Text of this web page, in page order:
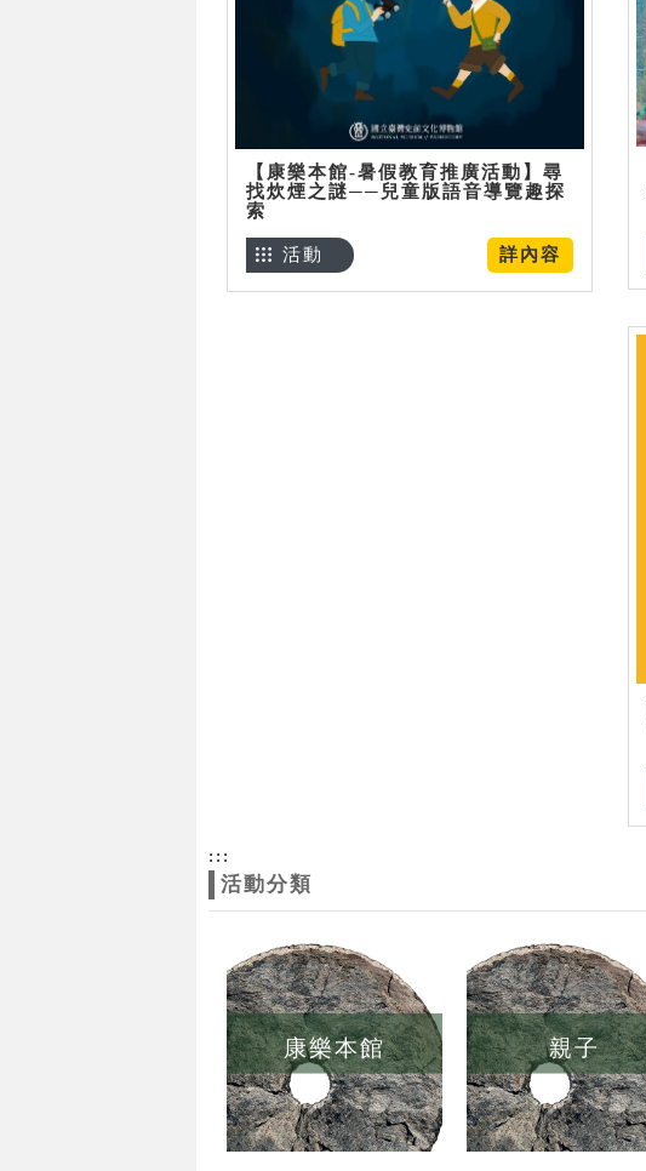
【康樂本館-暑假教育推廣活動】尋
找炊煙之謎──兒童版語音導覽趣探
索
詳內容
活動
:::
活動分類
康樂本館 親子